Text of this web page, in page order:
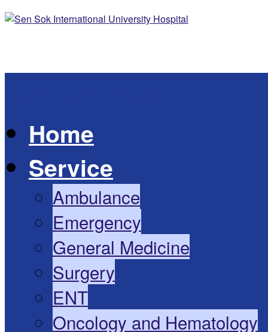
Home
Service
Ambulance
Emergency
General Medicine
Surgery
ENT
Oncology and Hematology